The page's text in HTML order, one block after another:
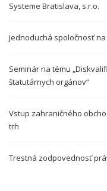
Systeme Bratislava, s.r.o.
Jednoduchá spoločnosť
Seminár na tému
štatutárnych orgánov“
Vstup zahraničného
trh
Trestná zodpovednosť